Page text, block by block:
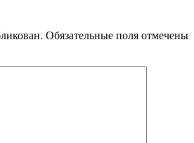
Обязательные поля отмечены